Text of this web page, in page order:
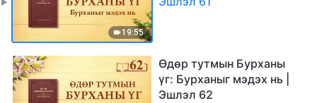
19:55
Өдөр тутмын Бурханы
үг: Бурханыг мэдэх нь |
Эшлэл 62